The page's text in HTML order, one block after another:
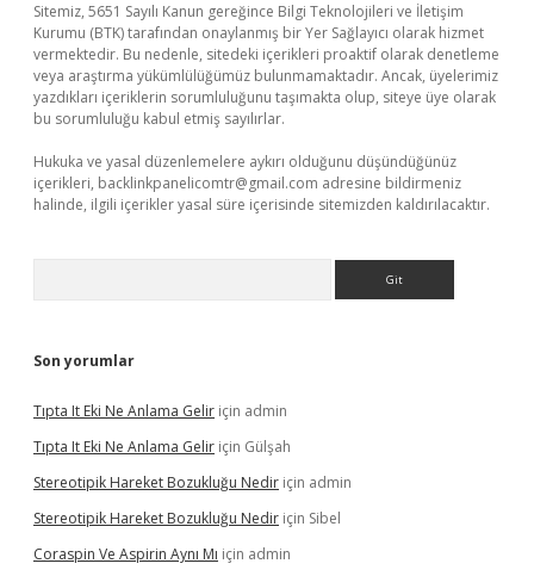
Sitemiz, 5651 Sayılı Kanun gereğince Bilgi Teknolojileri ve İletişim
Kurumu (BTK) tarafından onaylanmış bir Yer Sağlayıcı olarak hizmet
vermektedir. Bu nedenle, sitedeki içerikleri proaktif olarak denetleme
veya araştırma yükümlülüğümüz bulunmamaktadır. Ancak, üyelerimiz
yazdıkları içeriklerin sorumluluğunu taşımakta olup, siteye üye olarak
bu sorumluluğu kabul etmiş sayılırlar.
Hukuka ve yasal düzenlemelere aykırı olduğunu düşündüğünüz
içerikleri, backlinkpanelicomtr@gmail.com adresine bildirmeniz
halinde, ilgili içerikler yasal süre içerisinde sitemizden kaldırılacaktır.
Son yorumlar
Tıpta It Eki Ne Anlama Gelir için admin
Tıpta It Eki Ne Anlama Gelir için Gülşah
Stereotipik Hareket Bozukluğu Nedir için admin
Stereotipik Hareket Bozukluğu Nedir için Sibel
Coraspin Ve Aspirin Aynı Mı için admin